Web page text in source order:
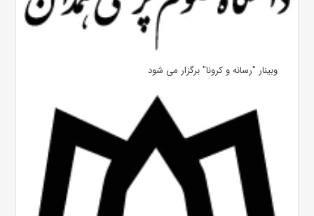
وبینار "رسانه و کرونا" برگزار می شود